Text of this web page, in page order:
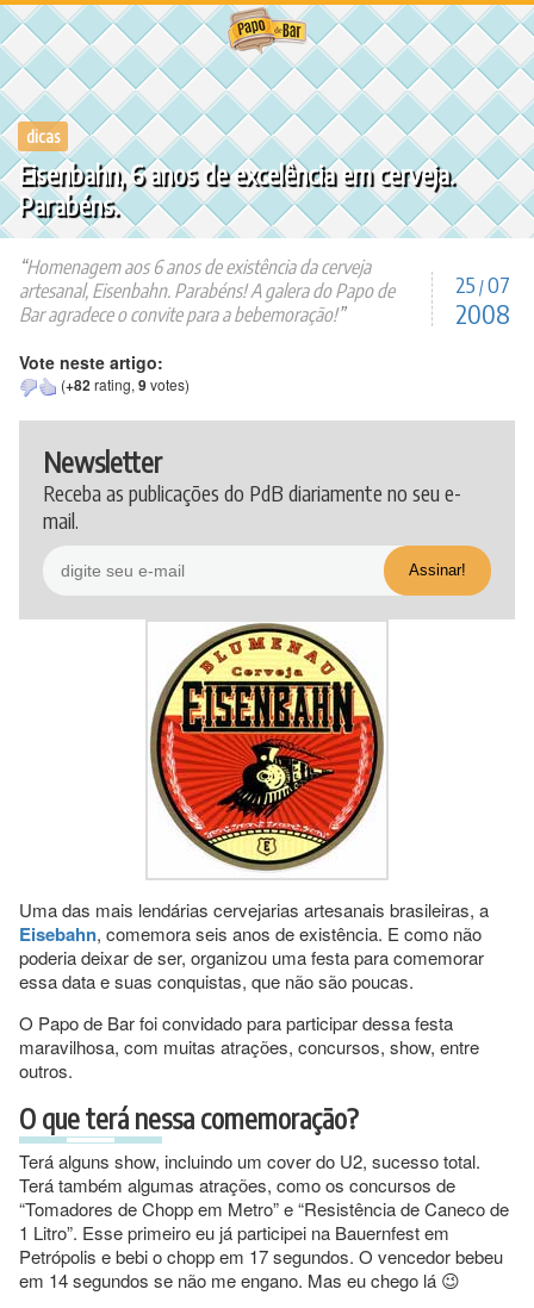
Ir
para
o
conteúdo
dicas
Eisenbahn, 6 anos de excelência em cerveja.
Parabéns.
25 /07
2008
Homenagem aos 6 anos de existência da cerveja
artesanal, Eisenbahn. Parabéns! A galera do Papo de
Bar agradece o convite para a bebemoração!
Vote neste artigo:
(+82rating, 9votes)
Newsletter
Receba as publicações do PdB diariamente no seu e-
mail.
Uma das mais lendárias cervejarias artesanais brasileiras, a
Eisebahn, comemora seis anos de existência. E como não
poderia deixar de ser, organizou uma festa para comemorar
essa data e suas conquistas, que não são poucas.
O Papo de Bar foi convidado para participar dessa festa
maravilhosa, com muitas atrações, concursos, show, entre
outros.
O que terá nessa comemoração?
Terá alguns show, incluindo um cover do U2, sucesso total.
Terá também algumas atrações, como os concursos de
“Tomadores de Chopp em Metro” e “Resistência de Caneco de
1 Litro”. Esse primeiro eu já participei na Bauernfest em
Petrópolis e bebi o chopp em 17 segundos. O vencedor bebeu
em 14 segundos se não me engano. Mas eu chego lá 😉